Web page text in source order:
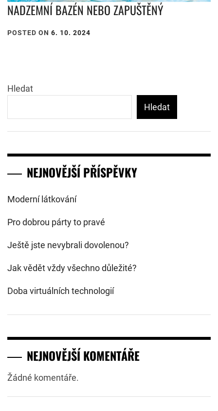
NADZEMNÍ BAZÉN NEBO ZAPUŠTĚNÝ
POSTED ON 6. 10. 2024
Hledat
Hledat
NEJNOVĚJŠÍ PŘÍSPĚVKY
Moderní látkování
Pro dobrou párty to pravé
Ještě jste nevybrali dovolenou?
Jak vědět vždy všechno důležité?
Doba virtuálních technologií
NEJNOVĚJŠÍ KOMENTÁŘE
Žádné komentáře.